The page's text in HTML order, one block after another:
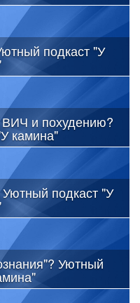
подкаст "У
ВИЧ и похудению?
камина"
подкаст "У
Уютный